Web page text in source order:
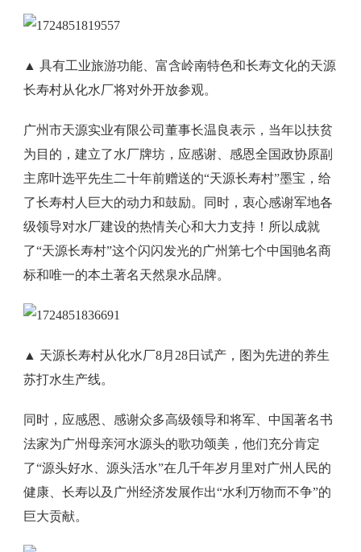
▲ 具有工业旅游功能、富含岭南特色和长寿文化的天源
长寿村从化水厂将对外开放参观。
广州市天源实业有限公司董事长温良表示，当年以扶贫
为目的，建立了水厂牌坊，应感谢、感恩全国政协原副
主席叶选平先生二十年前赠送的“天源长寿村”墨宝，给
了长寿村人巨大的动力和鼓励。同时，衷心感谢军地各
级领导对水厂建设的热情关心和大力支持！所以成就
了“天源长寿村”这个闪闪发光的广州第七个中国驰名商
标和唯一的本土著名天然泉水品牌。
▲ 天源长寿村从化水厂8月28日试产，图为先进的养生
苏打水生产线。
同时，应感恩、感谢众多高级领导和将军、中国著名书
法家为广州母亲河水源头的歌功颂美，他们充分肯定
了“源头好水、源头活水”在几千年岁月里对广州人民的
健康、长寿以及广州经济发展作出“水利万物而不争”的
巨大贡献。